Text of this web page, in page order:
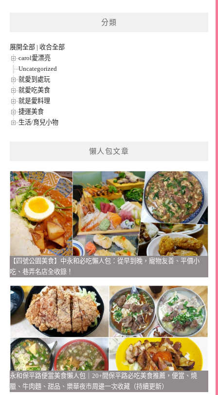
分類
展開全部 | 收合全部
carol愛漂亮
Uncategorized
就愛到處玩
就愛吃美食
就是愛料理
捷運美食
生活/育兒小物
懶人包文章
【四號公園美食】中永和必吃懶人包：從早到晚，寵物友善、平價小
吃、巷弄名店全收錄！
永和保平路便當美食懶人包｜20+間保平路必吃美食推薦，便當、燒
臘、牛肉麵、甜品、樂華夜市周邊一次收藏（持續更新）